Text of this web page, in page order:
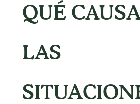
QUÉ
LAS